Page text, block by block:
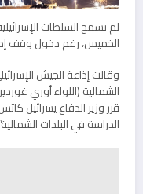
لم تسمح السلطات
الخميس، رغم دخول وقف
وقالت إذاعة الجيش
الشمالية (اللواء أوري
قرر وزير الدفاع يسرائيل
الدراسة في البلدات